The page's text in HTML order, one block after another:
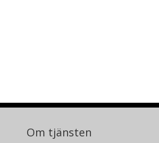
Om tjänsten